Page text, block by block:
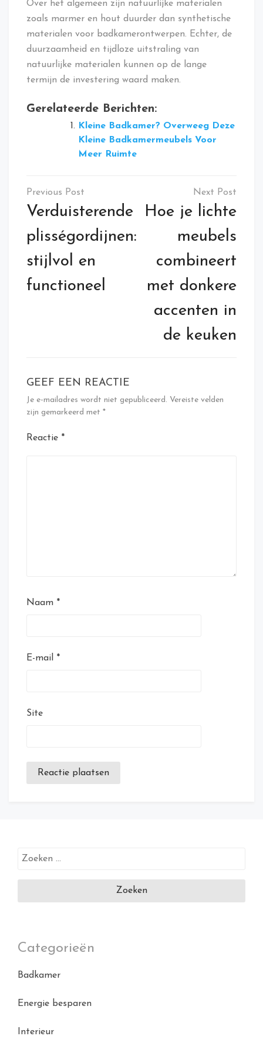
Over het algemeen zijn natuurlijke materialen
zoals marmer en hout duurder dan synthetische
materialen voor badkamerontwerpen. Echter, de
duurzaamheid en tijdloze uitstraling van
natuurlijke materialen kunnen op de lange
termijn de investering waard maken.
Gerelateerde Berichten:
Kleine Badkamer? Overweeg Deze
Kleine Badkamermeubels Voor
Meer Ruimte
Bericht
navigatie
Verduisterende
plisségordijnen:
stijlvol en
functioneel
Hoe je lichte
meubels
combineert
met donkere
accenten in
de keuken
GEEF EEN REACTIE
Je e-mailadres wordt niet gepubliceerd. Vereiste velden
zijn gemarkeerd met *
Reactie *
Naam *
E-mail *
Site
Zoeken
Categorieën
Badkamer
Energie besparen
Interieur